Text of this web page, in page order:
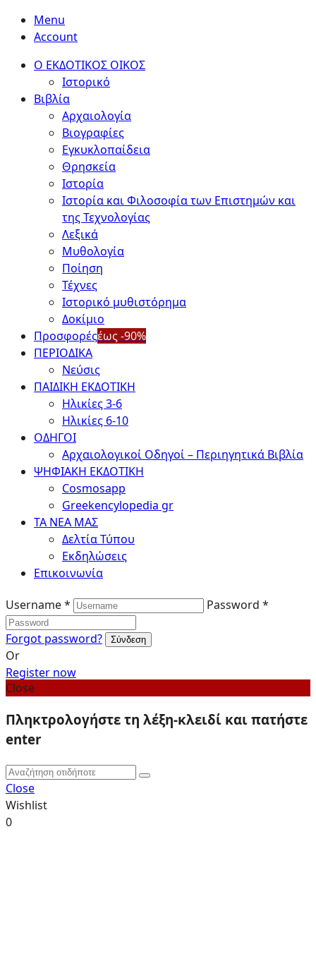
Menu
Account
Ο ΕΚΔΟΤΙΚΟΣ ΟΙΚΟΣ
Ιστορικό
Βιβλία
Αρχαιολογία
Βιογραφίες
Εγκυκλοπαίδεια
Θρησκεία
Ιστορία
Ιστορία και Φιλοσοφία των Επιστημών και
της Τεχνολογίας
Λεξικά
Μυθολογία
Ποίηση
Τέχνες
Ιστορικό μυθιστόρημα
Δοκίμιο
Προσφορέςέως -90%
ΠΕΡΙΟΔΙΚΑ
Νεύσις
ΠΑΙΔΙΚΗ ΕΚΔΟΤΙΚΗ
Ηλικίες 3-6
Ηλικίες 6-10
ΟΔΗΓΟΙ
Αρχαιολογικοί Οδηγοί – Περιηγητικά Βιβλία
ΨΗΦΙΑΚΗ ΕΚΔΟΤΙΚΗ
Cosmosapp
Greekencylopedia gr
ΤΑ ΝΕΑ ΜΑΣ
Δελτία Τύπου
Εκδηλώσεις
Επικοινωνία
Username * Password *
Forgot password?
Or
Register now
Close
Πληκτρολογήστε τη λέξη-κλειδί και πατήστε
enter
Close
Wishlist
0